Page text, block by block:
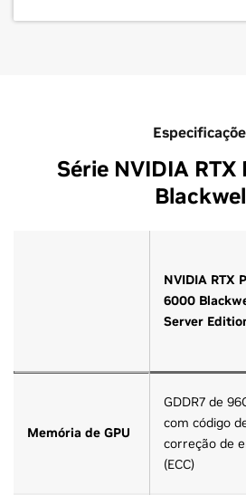
Série NVIDIA RTX
NVIDIA RTX
6000
Server
Memória de GPU
GDDR7 de
com código
correção de
(ECC)